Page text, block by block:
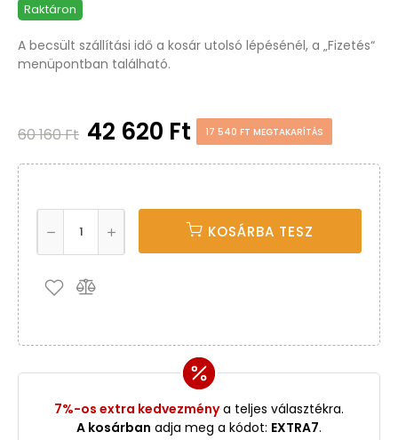
Raktáron
A becsült szállítási idő a kosár utolsó lépésénél, a „Fizetés“
menüpontban található.
60 160 Ft 42 620 Ft 17 540 FT MEGTAKARÍTÁS
KOSÁRBA TESZ
7%-os extra kedvezménya teljes választékra.
A kosárban adja meg a kódot: EXTRA7.